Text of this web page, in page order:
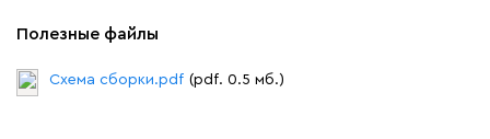
Полезные файлы
Схема сборки.pdf (pdf. 0.5 мб.)